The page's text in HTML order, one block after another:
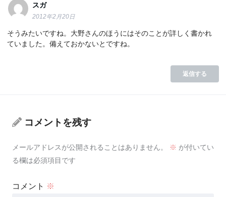
スガ
2012年2月20日
そうみたいですね。大野さんのほうにはそのことが詳しく書かれ
ていました。備えておかないとですね。
返信する
コメントを残す
メールアドレスが公開されることはありません。 ※ が付いてい
る欄は必須項目です
コメント ※